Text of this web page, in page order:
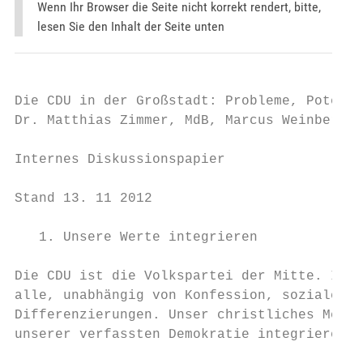
Wenn Ihr Browser die Seite nicht korrekt rendert, bitte,
lesen Sie den Inhalt der Seite unten
Die CDU in der Großstadt: Probleme,
Dr. Matthias Zimmer, MdB, Marcus Weinberg,
Internes Diskussionspapier
Stand 13. 11 2012
   1. Unsere Werte integrieren
Die CDU ist die Volkspartei der Mitte.
alle, unabhängig von Konfession, sozialem
Differenzierungen. Unser christliches
unserer verfassten Demokratie